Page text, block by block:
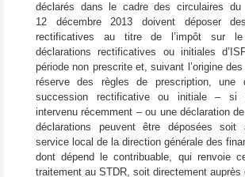
déclarés dans le cadre des circulaires
12 décembre 2013 doivent déposer
rectificatives au titre de l’impôt sur
déclarations rectificatives ou initiales
période non prescrite et, suivant l’origine
réserve des règles de prescription, une
succession rectificative ou initiale –
intervenu récemment – ou une déclaration
déclarations peuvent être déposées soit
service local de la direction générale des
dont dépend le contribuable, qui renvoie
traitement au STDR, soit directement auprès